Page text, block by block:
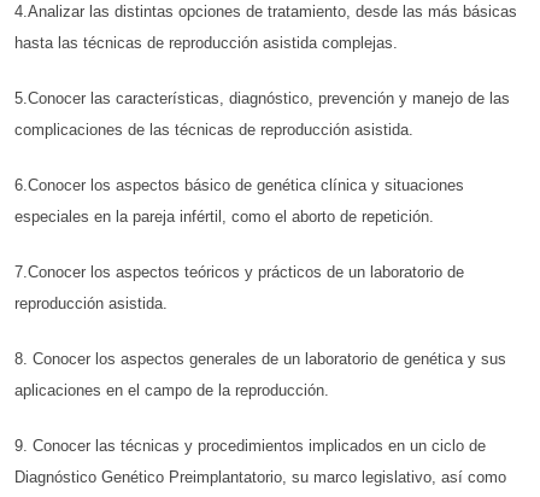
4.Analizar las distintas opciones de tratamiento, desde las más básicas
hasta las técnicas de reproducción asistida complejas.
5.Conocer las características, diagnóstico, prevención y manejo de las
complicaciones de las técnicas de reproducción asistida.
6.Conocer los aspectos básico de genética clínica y situaciones
especiales en la pareja infértil, como el aborto de repetición.
7.Conocer los aspectos teóricos y prácticos de un laboratorio de
reproducción asistida.
8. Conocer los aspectos generales de un laboratorio de genética y sus
aplicaciones en el campo de la reproducción.
9. Conocer las técnicas y procedimientos implicados en un ciclo de
Diagnóstico Genético Preimplantatorio, su marco legislativo, así como